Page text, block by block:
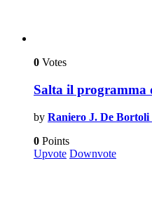
0 Votes
Salta il programma
by Raniero J. De Bortoli
0 Points
Upvote Downvote